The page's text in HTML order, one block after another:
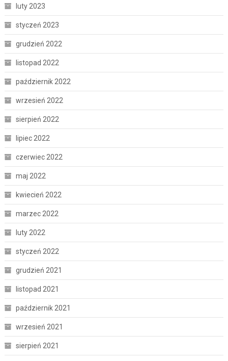
luty 2023
styczeń 2023
grudzień 2022
listopad 2022
październik 2022
wrzesień 2022
sierpień 2022
lipiec 2022
czerwiec 2022
maj 2022
kwiecień 2022
marzec 2022
luty 2022
styczeń 2022
grudzień 2021
listopad 2021
październik 2021
wrzesień 2021
sierpień 2021